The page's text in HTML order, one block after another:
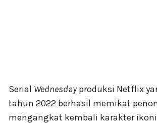
Serial Wednesday produksi Netflix
tahun 2022 berhasil memikat
mengangkat kembali karakter